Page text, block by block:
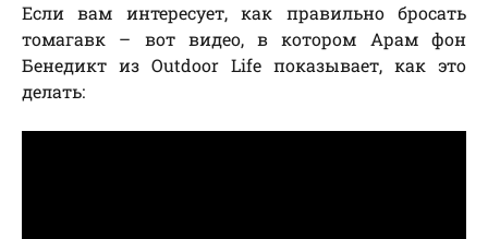
Если вам интересует, как правильно бросать
томагавк – вот видео, в котором Арам фон
Бенедикт из Outdoor Life показывает, как это
делать: